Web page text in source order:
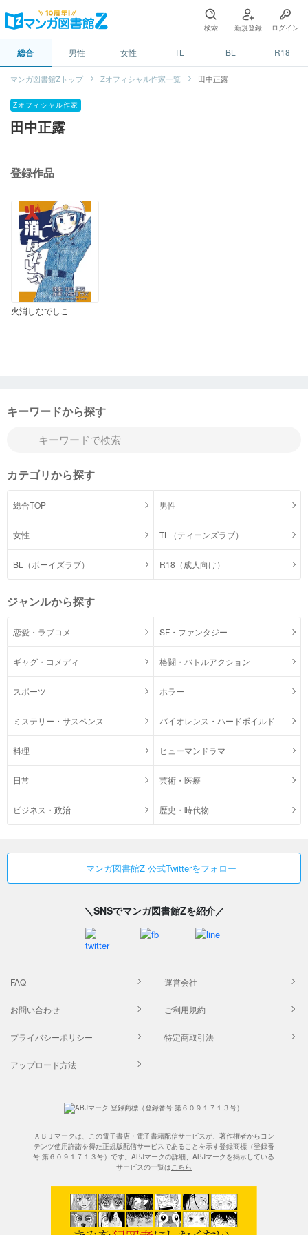
検索 新規登録 ログイン
総合 男性 女性 TL BL R18
マンガ図書館Zトップ Zオフィシャル作家一覧 田中正露
Zオフィシャル作家
田中正露
登録作品
火消しなでしこ
キーワードから探す
カテゴリから探す
総合TOP 男性
女性 TL（ティーンズラブ）
BL（ボーイズラブ） R18（成人向け）
ジャンルから探す
恋愛・ラブコメ SF・ファンタジー
ギャグ・コメディ 格闘・バトルアクション
スポーツ ホラー
ミステリー・サスペンス バイオレンス・ハードボイルド
料理 ヒューマンドラマ
日常 芸術・医療
ビジネス・政治 歴史・時代物
マンガ図書館Z 公式Twitterをフォロー
＼SNSでマンガ図書館Zを紹介／
FAQ 運営会社
お問い合わせ ご利用規約
プライバシーポリシー 特定商取引法
アップロード方法
ＡＢＪマークは、この電子書店・電子書籍配信サービスが、著作権者からコン
テンツ使用許諾を得た正規版配信サービスであることを示す登録商標（登録番
号 第６０９１７１３号）です。ABJマークの詳細、ABJマークを掲示している
サービスの一覧はこちら